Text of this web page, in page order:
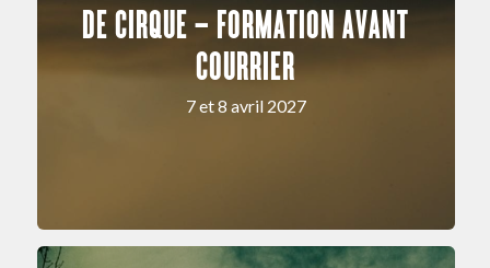
DE CIRQUE – FORMATION AVANT
COURRIER
7 et 8 avril 2027